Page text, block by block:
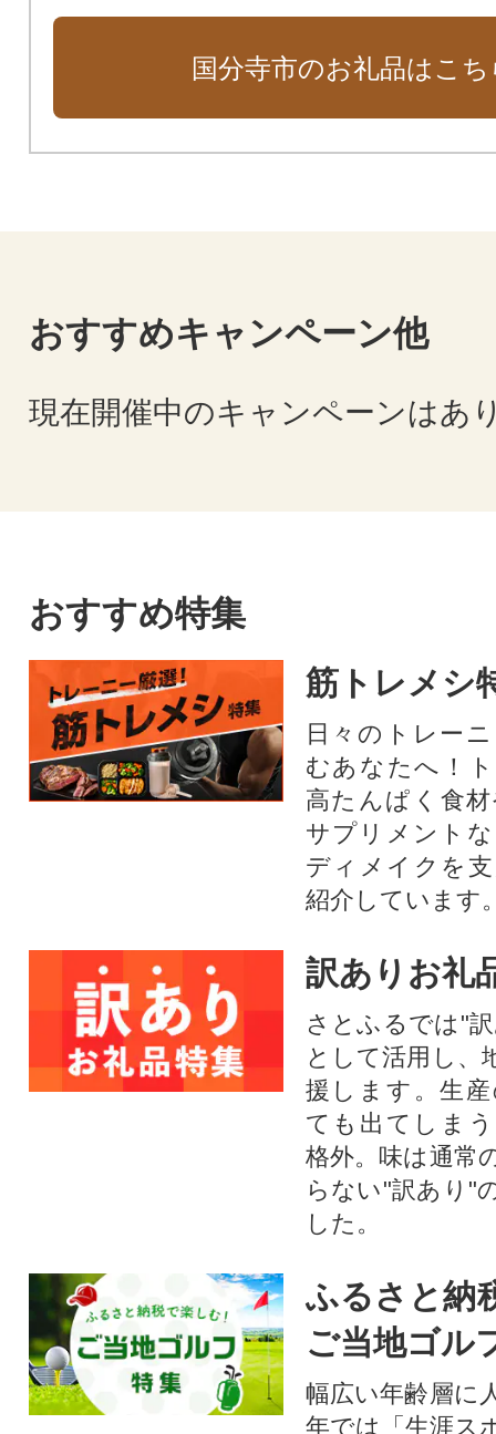
国分寺市のお礼品はこち
おすすめキャンペーン他
現在開催中のキャンペーンはあ
おすすめ特集
筋トレメシ
日々のトレー
むあなたへ！
高たんぱく食
サプリメント
ディメイクを
紹介しています
訳ありお礼
さとふるでは"
として活用し、
援します。⽣
ても出てしま
格外。味は通常
らない"訳あり"
した。
ふるさと納
ご当地ゴル
幅広い年齢層に
年では「生涯ス